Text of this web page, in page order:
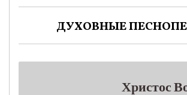
ДУХОВНЫЕ
Христос